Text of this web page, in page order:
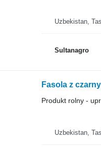
Uzbekistan,
Sultanagro
Fasola z
Produkt rolny -
Uzbekistan,